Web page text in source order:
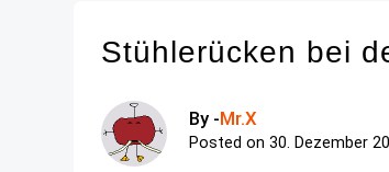
Stühlerücken bei
By -Mr.X
Posted on30. Dezember